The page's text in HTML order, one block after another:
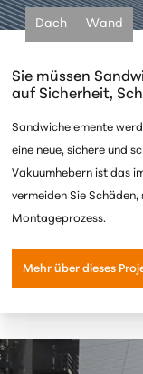
Dach Wand
Sie müssen
auf Sicherheit,
Sandwichelemente
eine neue, sichere und
Vakuumhebern ist das
vermeiden Sie
Montageprozess.
Mehr über dieses